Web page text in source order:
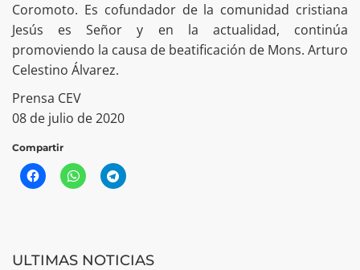
Coromoto. Es cofundador de la comunidad cristiana
Jesús es Señor y en la actualidad, continúa
promoviendo la causa de beatificación de Mons. Arturo
Celestino Álvarez.
Prensa CEV
08 de julio de 2020
Compartir
ULTIMAS NOTICIAS